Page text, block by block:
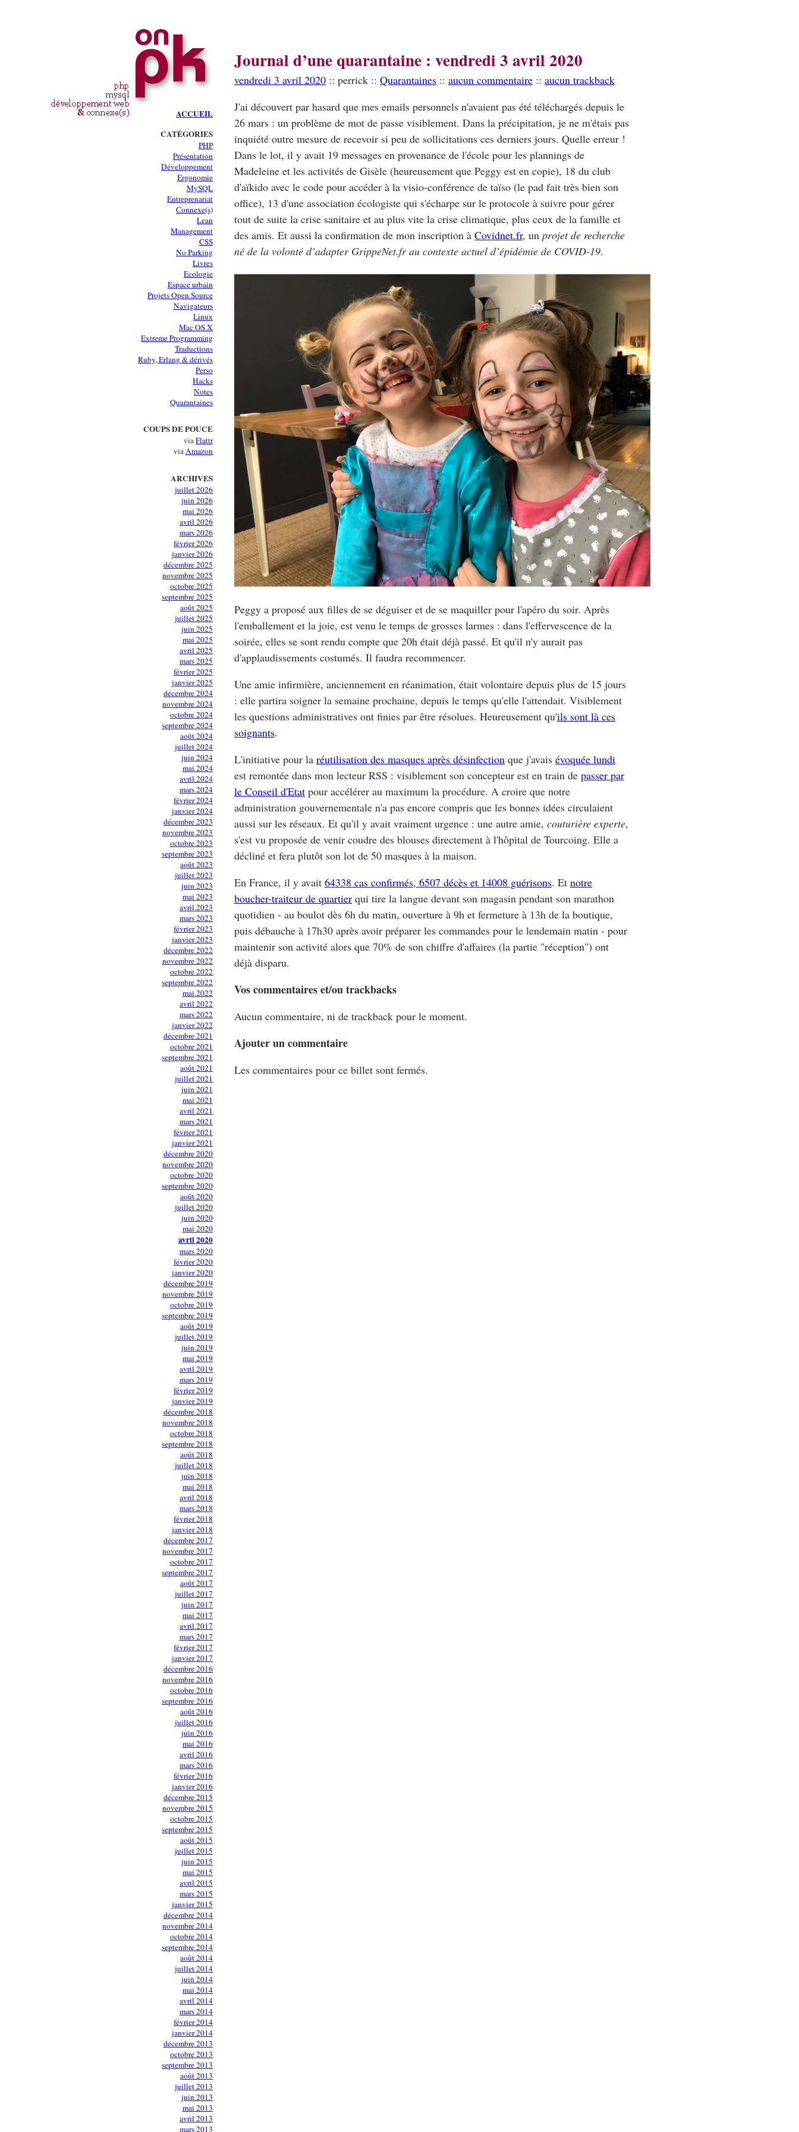
ACCUEIL
CATÉGORIES
PHP
Présentation
Développement
Ergonomie
MySQL
Entreprenariat
Connexe(s)
Lean
Management
CSS
No Parking
Livres
Ecologie
Espace urbain
Projets Open Source
Navigateurs
Linux
Mac OS X
Extreme Programming
Traductions
Ruby, Erlang & dérivés
Perso
Hacks
Notes
Quarantaines
COUPS DE POUCE
viaFlattr
viaAmazon
ARCHIVES
juillet 2026
juin 2026
mai 2026
avril 2026
mars 2026
février 2026
janvier 2026
décembre 2025
novembre 2025
octobre 2025
septembre 2025
août 2025
juillet 2025
juin 2025
mai 2025
avril 2025
mars 2025
février 2025
janvier 2025
décembre 2024
novembre 2024
octobre 2024
septembre 2024
août 2024
juillet 2024
juin 2024
mai 2024
avril 2024
mars 2024
février 2024
janvier 2024
décembre 2023
novembre 2023
octobre 2023
septembre 2023
août 2023
juillet 2023
juin 2023
mai 2023
avril 2023
mars 2023
février 2023
janvier 2023
décembre 2022
novembre 2022
octobre 2022
septembre 2022
mai 2022
avril 2022
mars 2022
janvier 2022
décembre 2021
octobre 2021
septembre 2021
août 2021
juillet 2021
juin 2021
mai 2021
avril 2021
mars 2021
février 2021
janvier 2021
décembre 2020
novembre 2020
octobre 2020
septembre 2020
août 2020
juillet 2020
juin 2020
mai 2020
avril 2020
mars 2020
février 2020
janvier 2020
décembre 2019
novembre 2019
octobre 2019
septembre 2019
août 2019
juillet 2019
juin 2019
mai 2019
avril 2019
mars 2019
février 2019
janvier 2019
décembre 2018
novembre 2018
octobre 2018
septembre 2018
août 2018
juillet 2018
juin 2018
mai 2018
avril 2018
mars 2018
février 2018
janvier 2018
décembre 2017
novembre 2017
octobre 2017
septembre 2017
août 2017
juillet 2017
juin 2017
mai 2017
avril 2017
mars 2017
février 2017
janvier 2017
décembre 2016
novembre 2016
octobre 2016
septembre 2016
août 2016
juillet 2016
juin 2016
mai 2016
avril 2016
mars 2016
février 2016
janvier 2016
décembre 2015
novembre 2015
octobre 2015
septembre 2015
août 2015
juillet 2015
juin 2015
mai 2015
avril 2015
mars 2015
janvier 2015
décembre 2014
novembre 2014
octobre 2014
septembre 2014
août 2014
juillet 2014
juin 2014
mai 2014
avril 2014
mars 2014
février 2014
janvier 2014
décembre 2013
octobre 2013
septembre 2013
août 2013
juillet 2013
juin 2013
mai 2013
avril 2013
mars 2013
Journal d’une quarantaine : vendredi 3 avril 2020
vendredi 3 avril 2020 :: perrick :: Quarantaines :: aucun commentaire :: aucun trackback
J'ai découvert par hasard que mes emails personnels n'avaient pas été téléchargés depuis le
26 mars : un problème de mot de passe visiblement. Dans la précipitation, je ne m'étais pas
inquiété outre mesure de recevoir si peu de sollicitations ces derniers jours. Quelle erreur !
Dans le lot, il y avait 19 messages en provenance de l'école pour les plannings de
Madeleine et les activités de Gisèle (heureusement que Peggy est en copie), 18 du club
d'aïkido avec le code pour accéder à la visio-conférence de taïso (le pad fait très bien son
office), 13 d'une association écologiste qui s'écharpe sur le protocole à suivre pour gérer
tout de suite la crise sanitaire et au plus vite la crise climatique, plus ceux de la famille et
des amis. Et aussi la confirmation de mon inscription à Covidnet.fr, un projet de recherche
né de la volonté d’adapter GrippeNet.fr au contexte actuel d’épidémie de COVID-19.
Peggy a proposé aux filles de se déguiser et de se maquiller pour l'apéro du soir. Après
l'emballement et la joie, est venu le temps de grosses larmes : dans l'effervescence de la
soirée, elles se sont rendu compte que 20h était déjà passé. Et qu'il n'y aurait pas
d'applaudissements costumés. Il faudra recommencer.
Une amie infirmière, anciennement en réanimation, était volontaire depuis plus de 15 jours
: elle partira soigner la semaine prochaine, depuis le temps qu'elle l'attendait. Visiblement
les questions administratives ont finies par être résolues. Heureusement qu'ils sont là ces
soignants.
L'initiative pour la réutilisation des masques après désinfection que j'avais évoquée lundi
est remontée dans mon lecteur RSS : visiblement son concepteur est en train de passer par
le Conseil d'Etat pour accélérer au maximum la procédure. A croire que notre
administration gouvernementale n'a pas encore compris que les bonnes idées circulaient
aussi sur les réseaux. Et qu'il y avait vraiment urgence : une autre amie, couturière experte,
s'est vu proposée de venir coudre des blouses directement à l'hôpital de Tourcoing. Elle a
décliné et fera plutôt son lot de 50 masques à la maison.
En France, il y avait 64338 cas confirmés, 6507 décès et 14008 guérisons. Et notre
boucher-traiteur de quartier qui tire la langue devant son magasin pendant son marathon
quotidien - au boulot dès 6h du matin, ouverture à 9h et fermeture à 13h de la boutique,
puis débauche à 17h30 après avoir préparer les commandes pour le lendemain matin - pour
maintenir son activité alors que 70% de son chiffre d'affaires (la partie "réception") ont
déjà disparu.
Vos commentaires et/ou trackbacks
Aucun commentaire, ni de trackback pour le moment.
Ajouter un commentaire
Les commentaires pour ce billet sont fermés.